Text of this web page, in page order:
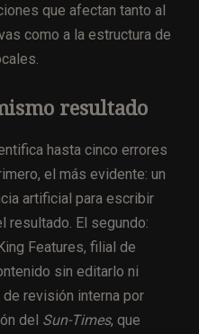
que afectan tanto al
como a la estructura de
resultado
hasta cinco errores
el más evidente: un
artificial para escribir
resultado. El segundo:
Features, filial de
sin editarlo ni
revisión interna por
del Sun-Times, que